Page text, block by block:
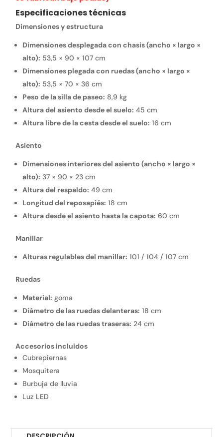
Especificaciones técnicas
Dimensiones y estructura
Dimensiones desplegada con chasis (ancho × largo ×
alto): 53,5 × 90 × 107 cm
Dimensiones plegada con ruedas (ancho × largo ×
alto): 53,5 × 70 × 36 cm
Peso de la silla de paseo: 8,9 kg
Altura del asiento desde el suelo: 45 cm
Altura libre de la cesta desde el suelo: 16 cm
Asiento
Dimensiones interiores del asiento (ancho × largo ×
alto): 37 × 90 × 23 cm
Altura del respaldo: 49 cm
Longitud del reposapiés: 18 cm
Altura desde el asiento hasta la capota: 60 cm
Manillar
Alturas regulables del manillar: 101 / 104 / 107 cm
Ruedas
Material: goma
Diámetro de las ruedas delanteras: 18 cm
Diámetro de las ruedas traseras: 24 cm
Accesorios incluidos
Cubrepiernas
Mosquitera
Burbuja de lluvia
Luz LED